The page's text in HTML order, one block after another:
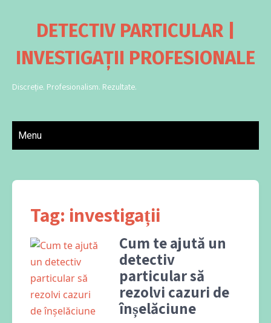
DETECTIV PARTICULAR |
INVESTIGAȚII PROFESIONALE
Discreție. Profesionalism. Rezultate.
Menu
Tag: investigații
Cum te ajută un
detectiv
particular să
rezolvi cazuri de
înșelăciune